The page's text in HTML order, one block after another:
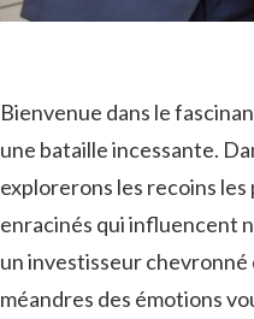
Bienvenue⁤ dans⁤ le
‌une bataille incessante.
explorerons les recoins⁢
enracinés qui​ influencent
un investisseur
méandres des émotions